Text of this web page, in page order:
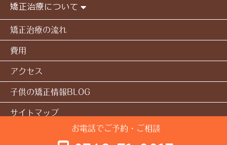
矯正治療について
矯正治療の流れ
費用
アクセス
子供の矯正情報BLOG
サイトマップ
お電話でご予約・ご相談